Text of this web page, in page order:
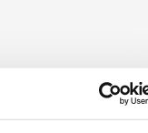
ELCHE: